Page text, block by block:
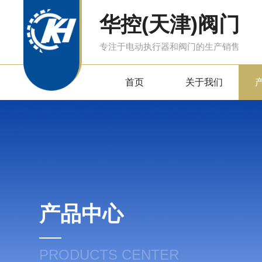
华控(天津)阀门
专注于电动执行器和阀门的生产销售
首页 关于我们
产品中心
PRODUCTS CENTER